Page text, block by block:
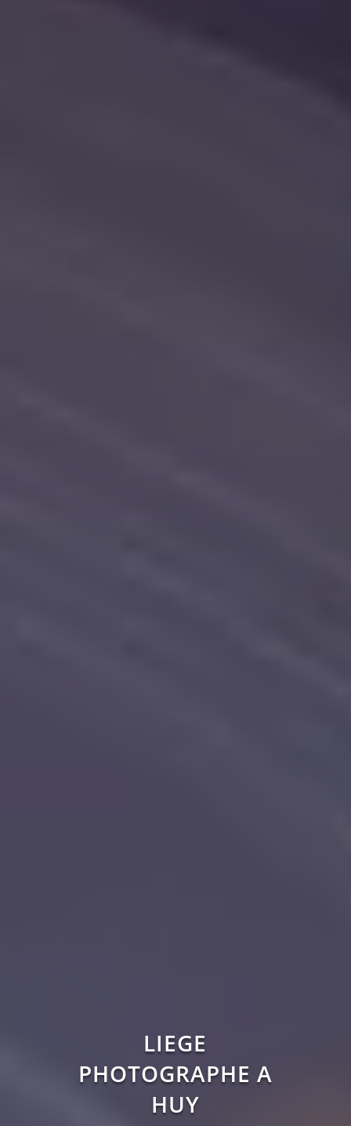
LIEGE
PHOTOGRAPHE A
HUY